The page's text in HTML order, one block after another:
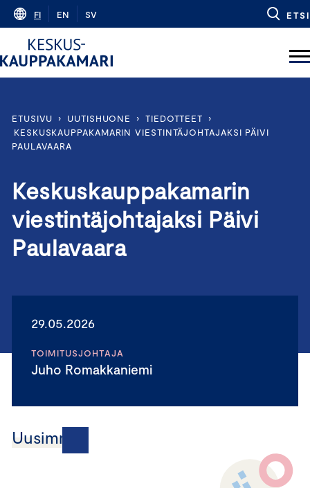
Skip
content
FI EN SV ETSI
ETUSIVU › UUTISHUONE › TIEDOTTEET
›
KESKUSKAUPPAKAMARIN VIESTINTÄJOHTAJAKSI PÄIVI
PAULAVAARA
Keskuskauppakamarin
viestintäjohtajaksi Päivi
Paulavaara
29.05.2026
TOIMITUSJOHTAJA
Juho Romakkaniemi
Uusimmat